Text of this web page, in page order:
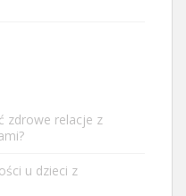
zdrowe relacje z
u dzieci z